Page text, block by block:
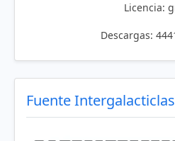
Licencia:
Descargas:
Fuente